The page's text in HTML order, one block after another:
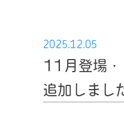
2025.12.05
11月登場・
追加しまし